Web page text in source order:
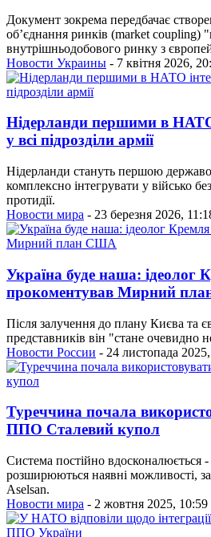
Документ зокрема передбачає
об’єднання ринків (market coupling)
внутрішньодобового ринку з
Новости Украины - 7 квітня 2026,
Нідерланди першими в
у всі підрозділи армії
Нідерланди стануть першою
комплексно інтегрувати у військо
протидії.
Новости мира - 23 березня 2026,
Україна буде наша: ідеолог
прокоментував Мирний
Після залучення до плану Києва та
представників він "стане
Новости России - 24 листопада
Туреччина почала
ППО Сталевий купол
Система постійно вдосконалюється -
розширюються наявні можливості,
Аselsan.
Новости мира - 2 жовтня 2025, 10:59